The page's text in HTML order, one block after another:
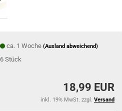
ca. 1 Woche(Ausland abweichend)
6Stück
18,99 EUR
inkl. 19% MwSt. zzgl. Versand